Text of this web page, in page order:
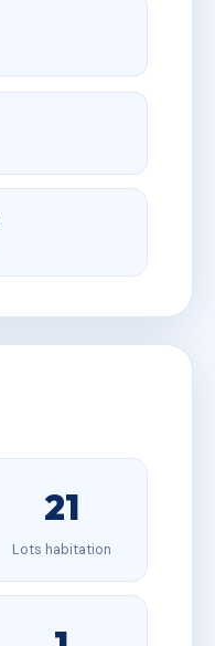
21
Lots habitation